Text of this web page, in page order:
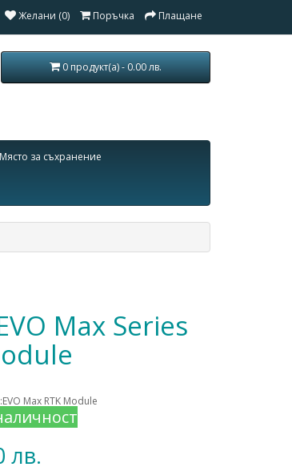
Желани (0) Поръчка Плащане
0 продукт(а) - 0.00 лв.
Място за съхранение
Max Series
Max RTK Module
лв.